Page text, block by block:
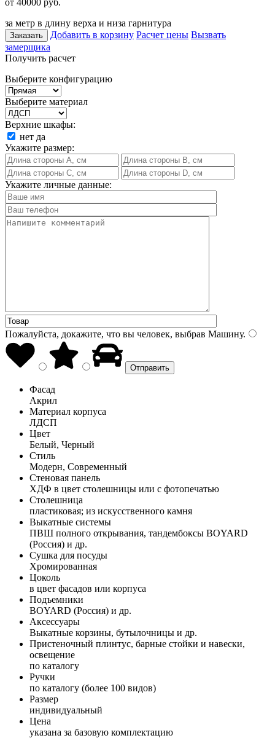
за метр в длину верха и низа гарнитура
Заказать Добавить в корзину Расчет цены Вызвать
замерщика
Получить расчет
Выберите конфигурацию
Выберите материал
Верхние шкафы:
нет да
Укажите размер:
Укажите личные данные:
Пожалуйста, докажите, что вы человек, выбрав Машину.
Фасад
Акрил
Материал корпуса
ЛДСП
Цвет
Белый, Черный
Стиль
Модерн, Современный
Стеновая панель
ХДФ в цвет столешницы или с фотопечатью
Столешница
пластиковая; из искусственного камня
Выкатные системы
ПВШ полного открывания, тандембоксы BOYARD
(Россия) и др.
Сушка для посуды
Хромированная
Цоколь
в цвет фасадов или корпуса
Подъемники
BOYARD (Россия) и др.
Аксессуары
Выкатные корзины, бутылочницы и др.
Пристеночный плинтус, барные стойки и навески,
освещение
по каталогу
Ручки
по каталогу (более 100 видов)
Размер
индивидуальный
Цена
указана за базовую комплектацию